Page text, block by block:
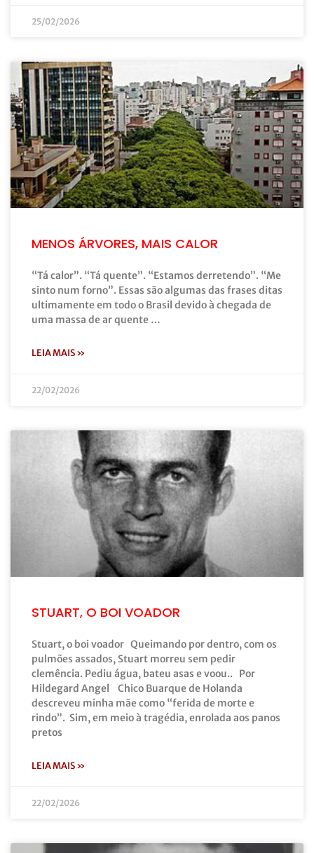
25/02/2026
MENOS ÁRVORES, MAIS CALOR
“Tá calor”. “Tá quente”. “Estamos derretendo”. “Me
sinto num forno”. Essas são algumas das frases ditas
ultimamente em todo o Brasil devido à chegada de
uma massa de ar quente …
LEIA MAIS »
22/02/2026
STUART, O BOI VOADOR
Stuart, o boi voador Queimando por dentro, com os
pulmões assados, Stuart morreu sem pedir
clemência. Pediu água, bateu asas e voou.. Por
Hildegard Angel Chico Buarque de Holanda
descreveu minha mãe como “ferida de morte e
rindo”. Sim, em meio à tragédia, enrolada aos panos
pretos
LEIA MAIS »
22/02/2026